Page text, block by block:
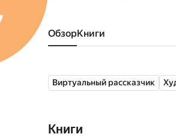
Обзор книги
Виртуальный рассказчик
Книги